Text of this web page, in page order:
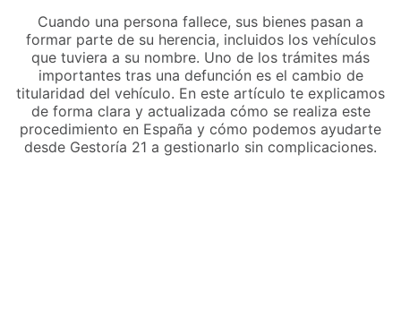
Cuando una persona fallece, sus bienes pasan a
formar parte de su herencia, incluidos los vehículos
que tuviera a su nombre. Uno de los trámites más
importantes tras una defunción es el cambio de
titularidad del vehículo. En este artículo te explicamos
de forma clara y actualizada cómo se realiza este
procedimiento en España y cómo podemos ayudarte
desde Gestoría 21 a gestionarlo sin complicaciones.